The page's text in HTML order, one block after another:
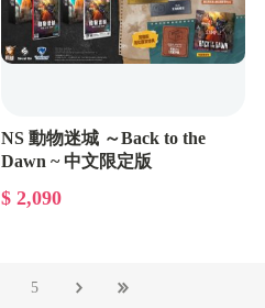
NS 動物迷城 ～Back to the
Dawn ~ 中文限定版
$ 2,090
5